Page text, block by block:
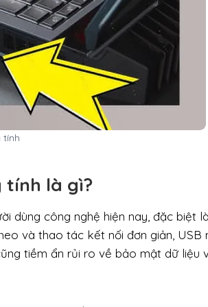
tính
tính là gì?
dùng công nghệ hiện nay, đặc biệt
và thao tác kết nối đơn giản, USB
tiềm ẩn rủi ro về bảo mật dữ liệu